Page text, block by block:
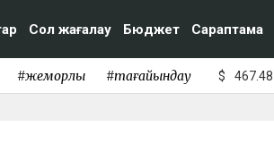
Сол жағалау Бюджет Сараптама
#жемқорлық #тағайындау $ 467.48